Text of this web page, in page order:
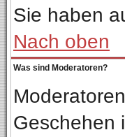
Sie haben
Nach oben
Was sind Moderatoren?
Geschehen